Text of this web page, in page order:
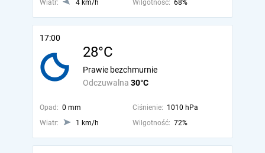
Wiatr:
4 km/h Wilgotność: 68%
17:00
28°C
Odczuwalna 30°C
Prawie bezchmurnie
Opad: 0 mm Ciśnienie: 1010 hPa
Wiatr:
1 km/h Wilgotność: 72%